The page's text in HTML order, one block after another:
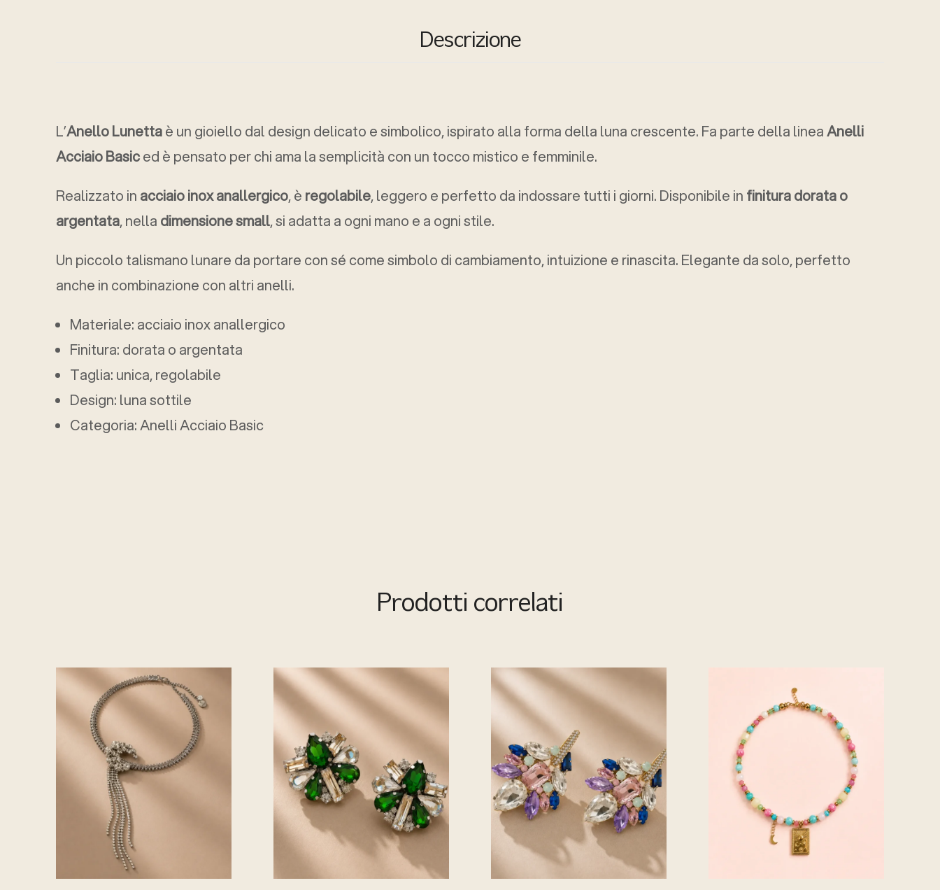
Descrizione
L’Anello Lunettaè un gioiello dal design delicato e simbolico, ispirato alla forma della luna crescente. Fa parte della lineaAnelli
Acciaio Basiced è pensato per chi ama la semplicità con un tocco mistico e femminile.
Realizzato in acciaio inox anallergico, è regolabile, leggero e perfetto da indossare tutti i giorni. Disponibile in finitura dorata o
argentata, nella dimensione small, si adatta a ogni mano e a ogni stile.
Un piccolo talismano lunare da portare con sé come simbolo di cambiamento, intuizione e rinascita. Elegante da solo, perfetto
anche in combinazione con altri anelli.
Materiale: acciaio inox anallergico
Finitura: dorata o argentata
Taglia: unica, regolabile
Design: luna sottile
Categoria: Anelli Acciaio Basic
Prodotti correlati